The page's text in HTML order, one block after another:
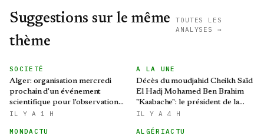
Suggestions sur le même
thème
TOUTES LES
ANALYSES →
SOCIETÉ
Alger: organisation mercredi
prochain d'un événement
scientifique pour l'observation
de l'éclipse solaire partielle
IL Y A 1 H
A LA UNE
Décès du moudjahid Cheikh Saïd
El Hadj Mohamed Ben Brahim
"Kaabache": le président de la
République présente ses
IL Y A 4 H
MONDACTU
ALGÉRIACTU